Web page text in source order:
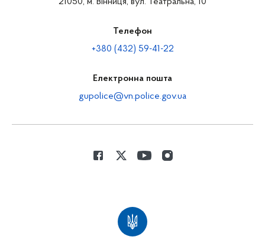
21050, м. Вінниця, вул. Театральна, 10
Телефон
+380 (432) 59-41-22
Електронна пошта
gupolice@vn.police.gov.ua